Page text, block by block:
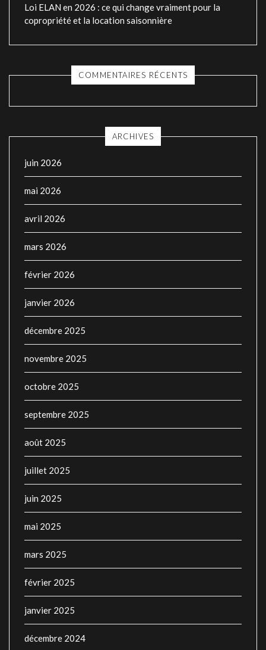
Loi ELAN en 2026 : ce qui change vraiment pour la
copropriété et la location saisonnière
COMMENTAIRES RÉCENTS
ARCHIVES
juin 2026
mai 2026
avril 2026
mars 2026
février 2026
janvier 2026
décembre 2025
novembre 2025
octobre 2025
septembre 2025
août 2025
juillet 2025
juin 2025
mai 2025
mars 2025
février 2025
janvier 2025
décembre 2024